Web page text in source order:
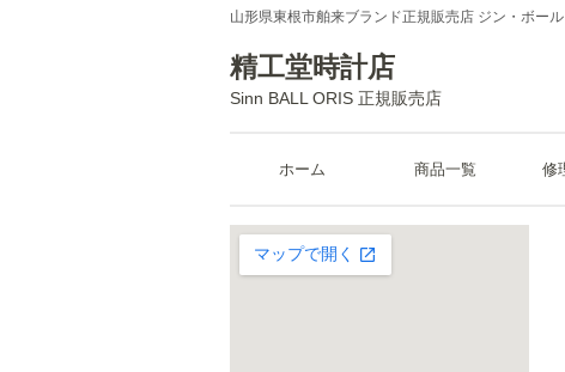
山形県東根市舶来ブランド正規販売店 ジン・ボー
精工堂時計店
Sinn BALL ORIS 正規販売店
ホーム 商品一覧 修